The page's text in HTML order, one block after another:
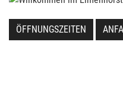
ÖFFNUNGSZEITEN